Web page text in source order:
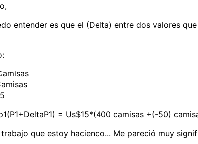
entender es que el (Delta) entre dos valores
= Us$15*(400 camisas +(-50)
trabajo que estoy haciendo... Me pareció muy